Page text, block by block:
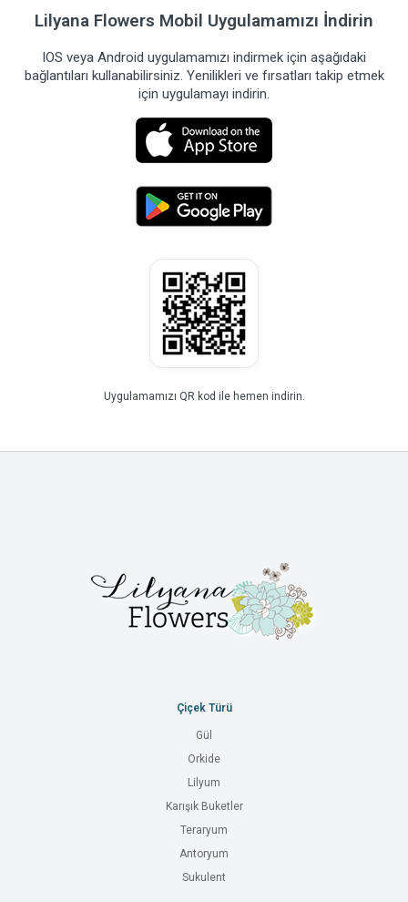
Lilyana Flowers Mobil Uygulamamızı İndirin
IOS veya Android uygulamamızı indirmek için aşağıdaki
bağlantıları kullanabilirsiniz. Yenilikleri ve fırsatları takip etmek
için uygulamayı indirin.
Uygulamamızı QR kod ile hemen indirin.
Çiçek Türü
Gül
Orkide
Lilyum
Karışık Buketler
Teraryum
Antoryum
Sukulent